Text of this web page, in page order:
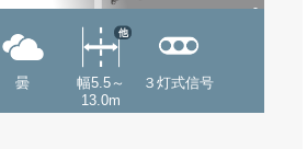
曇
幅5.5～
13.0m
他
３灯式信号